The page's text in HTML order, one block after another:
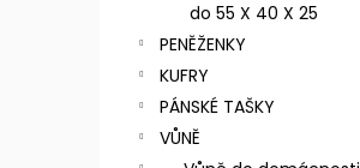
do 55 X 40 X 25
PENĚŽENKY
KUFRY
PÁNSKÉ TAŠKY
VŮNĚ